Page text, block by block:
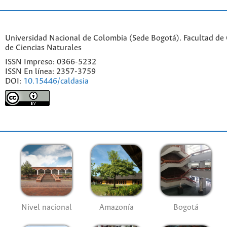
Universidad Nacional de Colombia (Sede Bogotá). Facultad
de Ciencias Naturales
ISSN Impreso: 0366-5232
ISSN En línea: 2357-3759
DOI: 10.15446/caldasia
Nivel nacional Amazonía Bogotá